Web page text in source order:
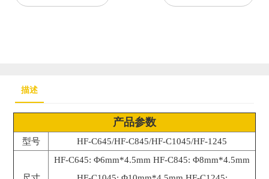
描述
产品参数
型号 HF-C645/HF-C845/HF-C1045/HF-1245
HF-C645: Φ6mm*4.5mm HF-C845: Φ8mm*4.5mm